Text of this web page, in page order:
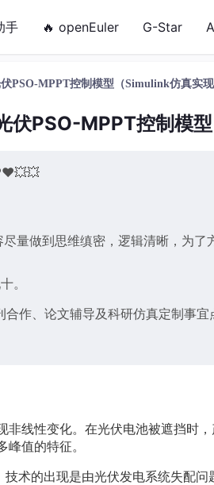
手 🔥 openEuler G-Star
PSO-MPPT控制模型（Simulink仿真实现
伏PSO-MPPT控制模
量做到思维缜密，逻辑清晰，为了
。
作、论文辅导及科研仿真定制事宜
非线性变化。在光伏电池被遮挡时
值的特征。
术的出现是由光伏发电系统失配